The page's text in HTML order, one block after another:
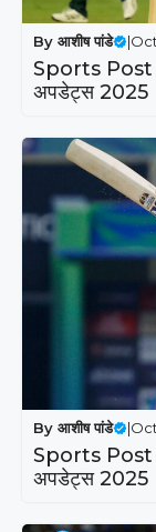
By आशीष पांडे |
Sports Post
अपडेट्स 2025
By आशीष पांडे |
Sports Post
अपडेट्स 2025